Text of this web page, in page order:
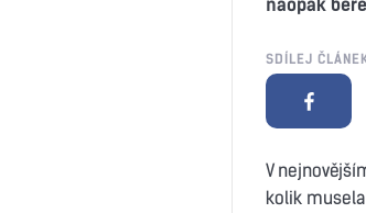
naopak
SDÍLEJ
V
kolik